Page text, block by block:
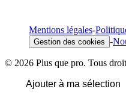
Mentions légales-
Gestion des cookies -
© 2026 Plus que pro. Tous
Ajouter à ma sélection